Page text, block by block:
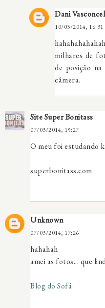
Dani
10/03/2014, 16:31
milhares de
de posição
câmera.
Site Super Bonitass
07/03/2014, 15:27
O meu foi estudando
superbonitass.com
Unknown
07/03/2014, 17:26
hahahah
amei as fotos... que
Blog do Sofá